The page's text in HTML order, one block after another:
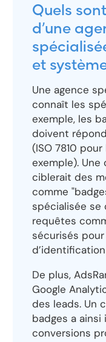
Quels
d’une
et
Une agence
connaît les
exemple, les
doivent
(ISO 7810
exemple). Une
ciblerait des
comme
spécialisée se
requêtes
sécurisés
De plus,
Google
des leads. Un
badges a
conversions